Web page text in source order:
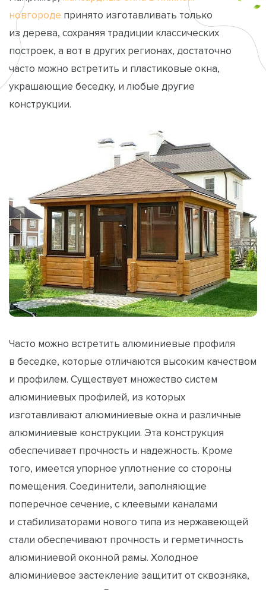
новгороде принято изготавливать только
из дерева, сохраняя традиции классических
построек, а вот в других регионах, достаточно
часто можно встретить и пластиковые окна,
украшающие беседку, и любые другие
конструкции.
Часто можно встретить алюминиевые профиля
в беседке, которые отличаются высоким качеством
и профилем. Существует множество систем
алюминиевых профилей, из которых
изготавливают алюминиевые окна и различные
алюминиевые конструкции. Эта конструкция
обеспечивает прочность и надежность. Кроме
того, имеется упорное уплотнение со стороны
помещения. Соединители, заполняющие
поперечное сечение, с клеевыми каналами
и стабилизаторами нового типа из нержавеющей
стали обеспечивают прочность и герметичность
алюминиевой оконной рамы. Холодное
алюминиевое застекление защитит от сквозняка,